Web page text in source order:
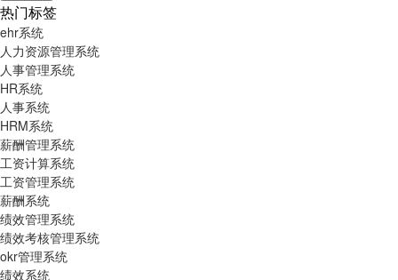
热门标签
ehr系统
人力资源管理系统
人事管理系统
HR系统
人事系统​
HRM系统
薪酬管理系统
工资计算系统
工资管理系统
薪酬系统
绩效管理系统
绩效考核管理系统
okr管理系统
绩效系统